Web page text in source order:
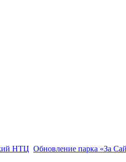
НТЦ Обновление парка «За